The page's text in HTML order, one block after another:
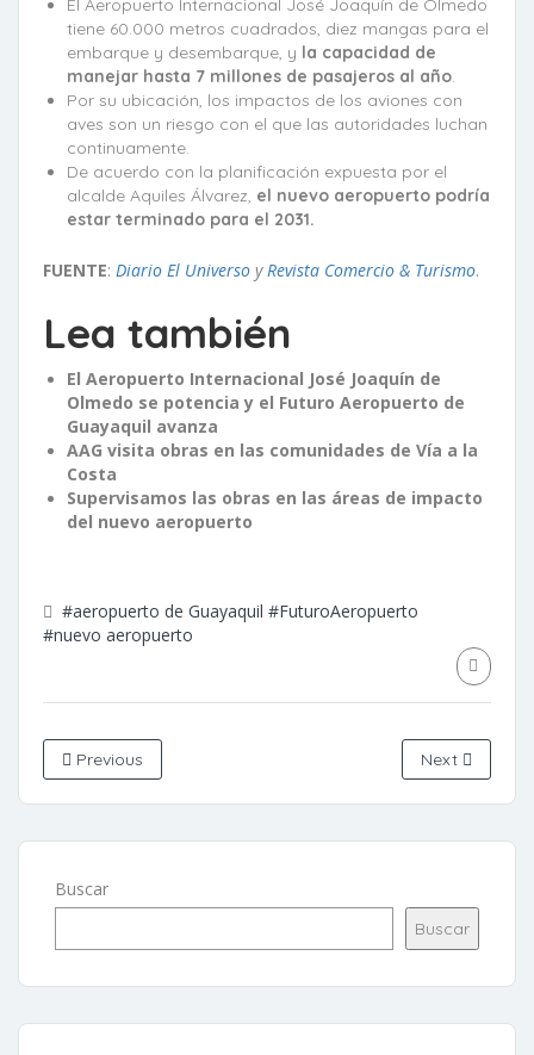
El Aeropuerto Internacional José Joaquín de Olmedo
tiene 60.000 metros cuadrados, diez mangas para el
embarque y desembarque, y la capacidad de
manejar hasta 7 millones de pasajeros al año.
Por su ubicación, los impactos de los aviones con
aves son un riesgo con el que las autoridades luchan
continuamente.
De acuerdo con la planificación expuesta por el
alcalde Aquiles Álvarez, el nuevo aeropuerto podría
estar terminado para el 2031.
FUENTE: Diario El Universo yRevista Comercio & Turismo.
Lea también
El Aeropuerto Internacional José Joaquín de
Olmedo se potencia y el Futuro Aeropuerto de
Guayaquil avanza
AAG visita obras en las comunidades de Vía a la
Costa
Supervisamos las obras en las áreas de impacto
del nuevo aeropuerto
#aeropuerto de Guayaquil #FuturoAeropuerto
#nuevo aeropuerto
Previous Next
Buscar
Buscar